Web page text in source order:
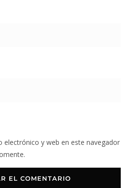
electrónico y web en este navegador